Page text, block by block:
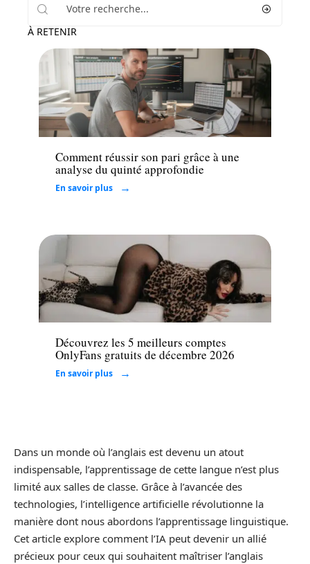
À RETENIR
Loisirs
Comment réussir son pari grâce à une
analyse du quinté approfondie
En savoir plus
Loisirs
Découvrez les 5 meilleurs comptes
OnlyFans gratuits de décembre 2026
En savoir plus
Dans un monde où l’anglais est devenu un atout
indispensable, l’apprentissage de cette langue n’est plus
limité aux salles de classe. Grâce à l’avancée des
technologies, l’intelligence artificielle révolutionne la
manière dont nous abordons l’apprentissage linguistique.
Cet article explore comment l’IA peut devenir un allié
précieux pour ceux qui souhaitent maîtriser l’anglais